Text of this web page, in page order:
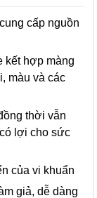
cấp nguồn
kết hợp màng
màu và các
thời vẫn
lợi cho sức
của vi khuẩn
giả, dễ dàng